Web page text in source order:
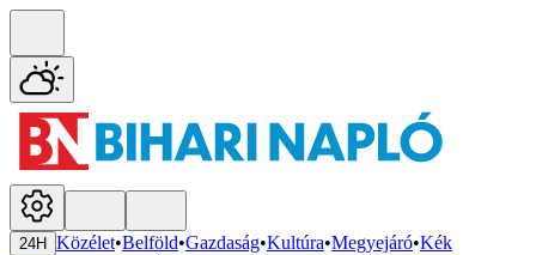
24H Közélet•Belföld•Gazdaság•Kultúra•Megyejáró•Kék